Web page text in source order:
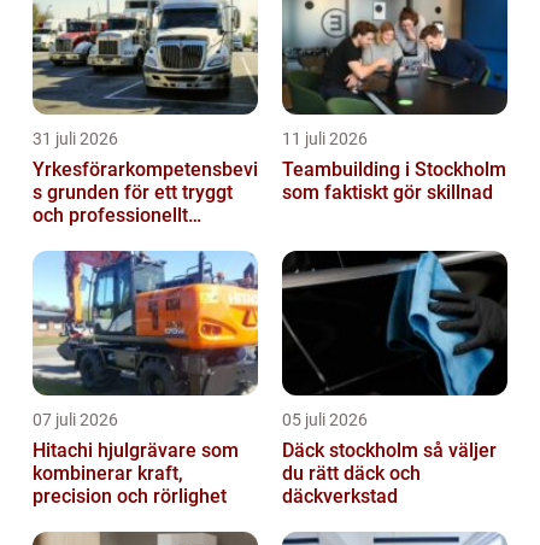
31 juli 2026
Yrkesförarkompetensbevi
s grunden för ett tryggt
och professionellt
11 juli 2026
Teambuilding i Stockholm
som faktiskt gör skillnad
07 juli 2026
Hitachi hjulgrävare som
kombinerar kraft,
precision och rörlighet
05 juli 2026
Däck stockholm så väljer
du rätt däck och
däckverkstad